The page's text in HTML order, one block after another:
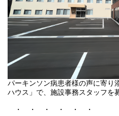
✅️実施について
Zoomアプリを使用してご参加い
事前にアプリのダウンロードをお
パーキンソン病患者様の声に寄り
ハウス」で、施設事務スタッフを
…・…・…・…・…・…・…